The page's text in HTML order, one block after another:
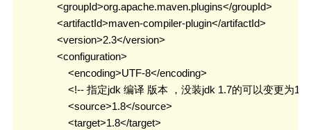
                <groupId>org.apache.maven.plugins</groupId>
                <artifactId>maven-compiler-plugin</artifactId>
                <version>2.3</version>
                <configuration>
                    <encoding>UTF-8</encoding>
<!-- 指定jdk 编译 版本 ，没装jdk 1.7的可以变更为1.6
                    <source>1.8</source>
                    <target>1.8</target>